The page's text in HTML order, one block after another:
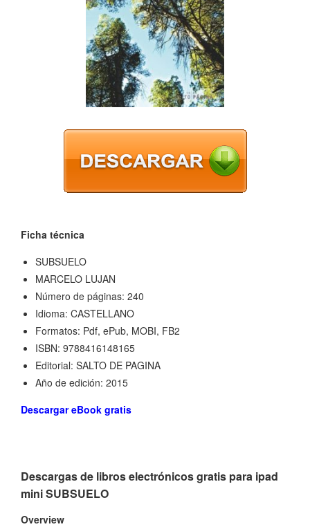
Ficha técnica
SUBSUELO
MARCELO LUJAN
Número de páginas: 240
Idioma: CASTELLANO
Formatos: Pdf, ePub, MOBI, FB2
ISBN: 9788416148165
Editorial: SALTO DE PAGINA
Año de edición: 2015
Descargar eBook gratis
Descargas de libros electrónicos gratis para ipad
mini SUBSUELO
Overview